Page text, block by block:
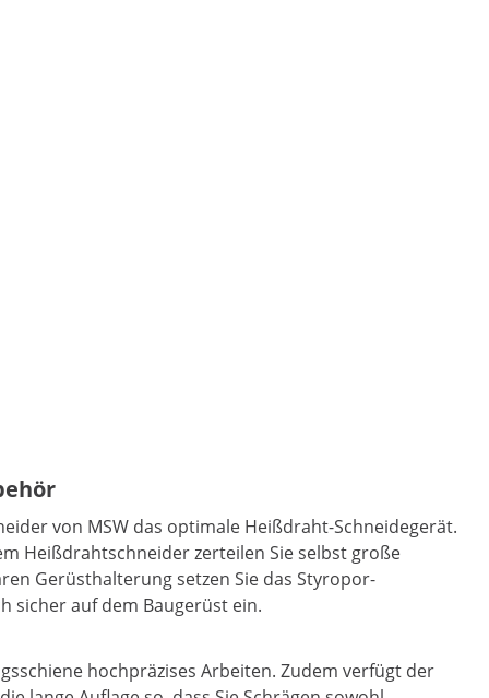
von MSW das optimale Heißdraht-Schneidegerät.
Heißdrahtschneider zerteilen Sie selbst große
Gerüsthalterung setzen Sie das Styropor-
sicher auf dem Baugerüst ein.
hochpräzises Arbeiten. Zudem verfügt der